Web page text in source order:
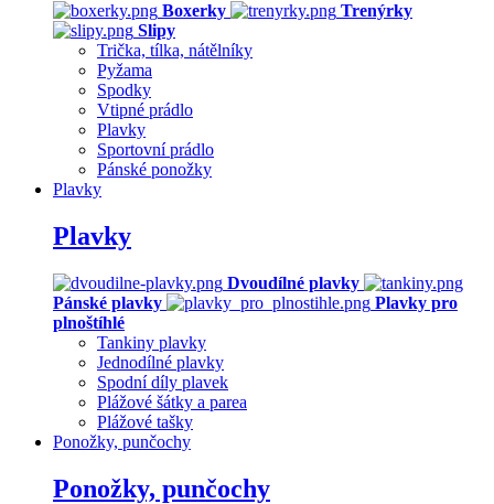
Boxerky
Trenýrky
Slipy
Trička, tílka, nátělníky
Pyžama
Spodky
Vtipné prádlo
Plavky
Sportovní prádlo
Pánské ponožky
Plavky
Plavky
Dvoudílné plavky
Pánské plavky
Plavky pro
plnoštíhlé
Tankiny plavky
Jednodílné plavky
Spodní díly plavek
Plážové šátky a parea
Plážové tašky
Ponožky, punčochy
Ponožky, punčochy